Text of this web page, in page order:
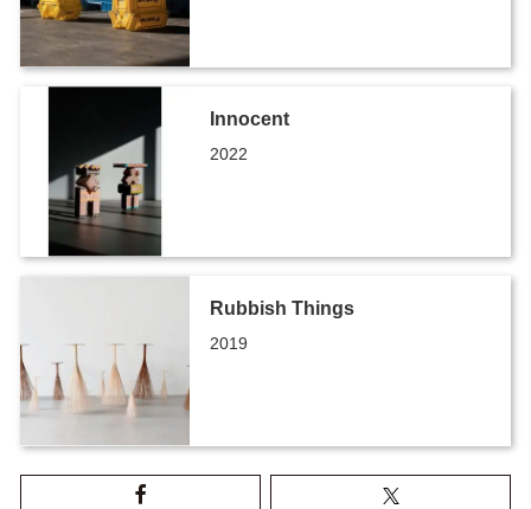
Innocent
2022
Rubbish Things
2019